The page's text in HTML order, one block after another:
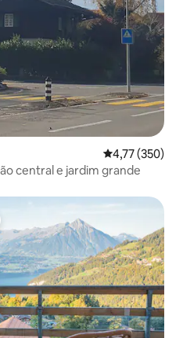
4,77 de uma
4,77 (350)
central e jardim grande
dos hóspedes